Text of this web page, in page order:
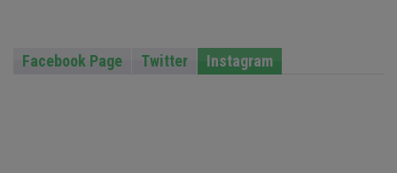
Facebook Page Twitter Instagram